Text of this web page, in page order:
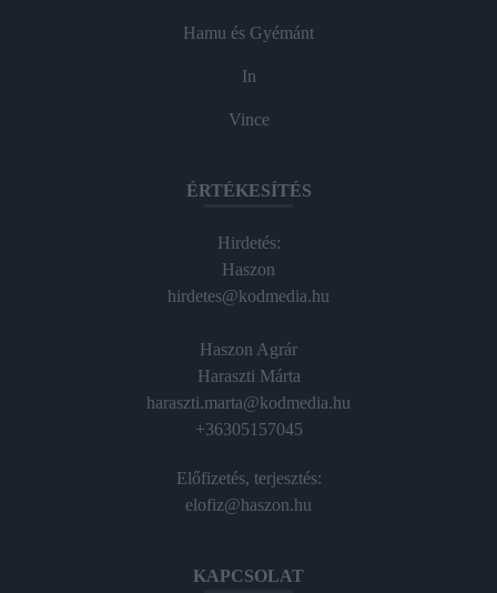
Hamu és Gyémánt
In
Vince
ÉRTÉKESÍTÉS
Hirdetés:
Haszon
hirdetes@kodmedia.hu
Haszon Agrár
Haraszti Márta
haraszti.marta@kodmedia.hu
+36305157045
Előfizetés, terjesztés:
elofiz@haszon.hu
KAPCSOLAT